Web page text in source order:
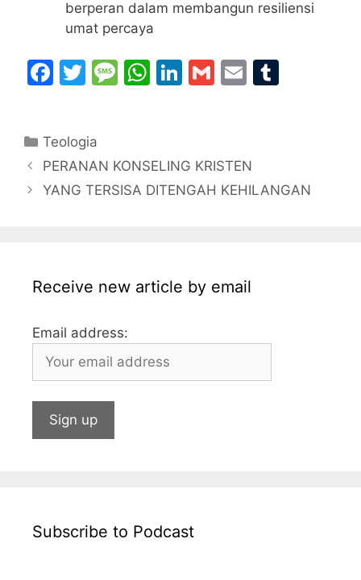
berperan dalam membangun resiliensi
umat percaya
F
e
b
o
T
er
M
a
g
W
A
p
Li
dI
n
G
E
Categories
Teologia
PERANAN KONSELING KRISTEN
YANG TERSISA DITENGAH KEHILANGAN
Receive new article by email
Email address:
Subscribe to Podcast